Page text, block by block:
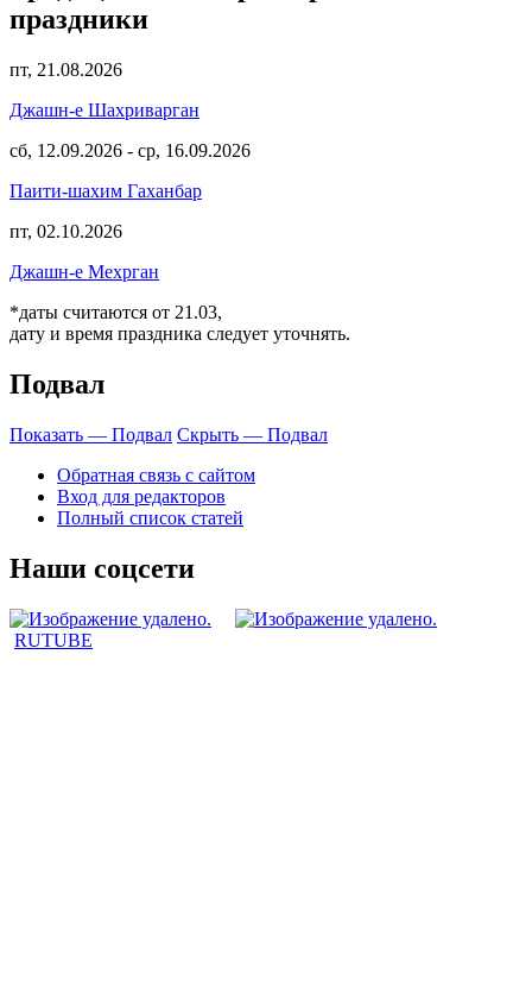
праздники
пт, 21.08.2026
Джашн-е Шахриварган
сб, 12.09.2026 - ср, 16.09.2026
Паити-шахим Гаханбар
пт, 02.10.2026
Джашн-е Мехрган
*даты считаются от 21.03,
дату и время праздника следует уточнять.
Подвал
Показать — Подвал Скрыть — Подвал
Обратная связь с сайтом
Вход для редакторов
Полный список статей
Наши соцсети
RUTUBE